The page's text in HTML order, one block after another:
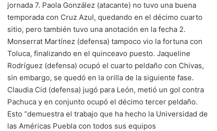
jornada 7. Paola González (atacante) no tuvo una buena
temporada con Cruz Azul, quedando en el décimo cuarto
sitio, pero también tuvo una anotación en la fecha 2.
Monserrat Martínez (defensa) tampoco vio la fortuna con
Toluca, finalizando en el quinceavo puesto. Jaqueline
Rodríguez (defensa) ocupó el cuarto peldaño con Chivas,
sin embargo, se quedó en la orilla de la siguiente fase.
Claudia Cid (defensa) jugó para León, metió un gol contra
Pachuca y en conjunto ocupó el décimo tercer peldaño.
Esto “demuestra el trabajo que ha hecho la Universidad de
las Américas Puebla con todos sus equipos